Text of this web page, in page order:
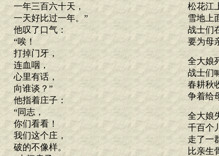
松花江
雪地上
战士们
要为母
全大娘
战士们
春耕秋
争着给
全大娘
千百个
走了一
比亲生
一年三百六十天，
一天好比过一年。”
他叹了口气：
“唉！
打掉门牙，
连血咽，
心里有话，
向谁谈？”
他指着庄子：
“同志，
你们看看！
我们这个庄，
破的不像样。